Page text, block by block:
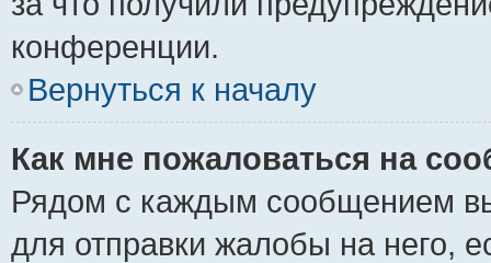
конференции.
Вернуться к началу
Как мне пожаловаться на
Рядом с каждым сообщением
для отправки жалобы на него,